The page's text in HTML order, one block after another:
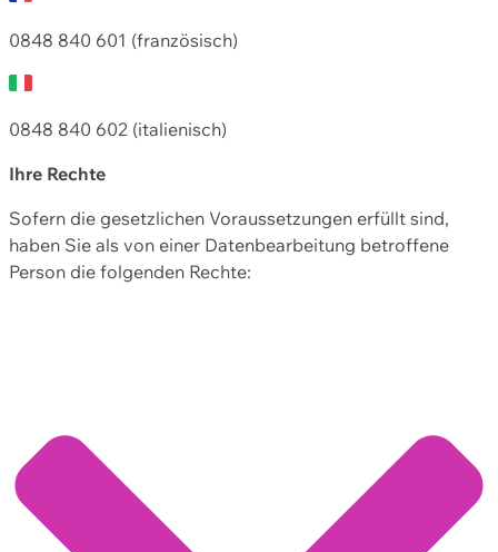
0848 840 601 (französisch)
0848 840 602 (italienisch)
Ihre Rechte
Sofern die gesetzlichen Voraussetzungen erfüllt sind,
haben Sie als von einer Datenbearbeitung betroffene
Person die folgenden Rechte: